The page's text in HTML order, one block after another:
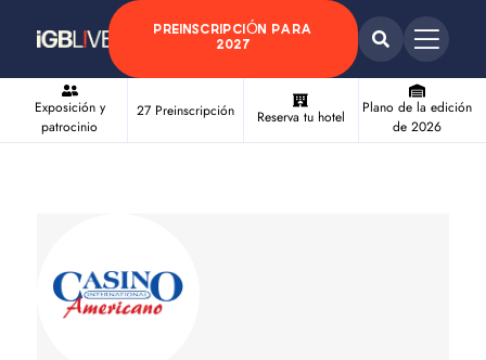
PREINSCRIPCIÓN PARA
2027
Exposición y
patrocinio
27 Preinscripción Reserva tu hotel
Plano de la edición
de 2026